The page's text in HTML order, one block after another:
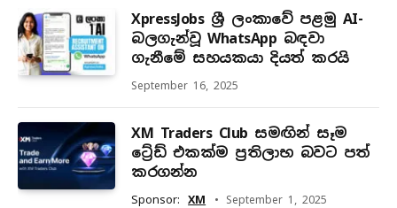
XpressJobs ශ්‍රී ලංකාවේ පළමු AI-
බලගැන්වූ WhatsApp බඳවා
ගැනීමේ සහයකයා දියත් කරයි
September 16, 2025
XM Traders Club සමඟින් සෑම
ට්‍රේඩ් එකක්ම ප්‍රතිලාභ බවට පත්
කරගන්න
Sponsor: XM September 1, 2025